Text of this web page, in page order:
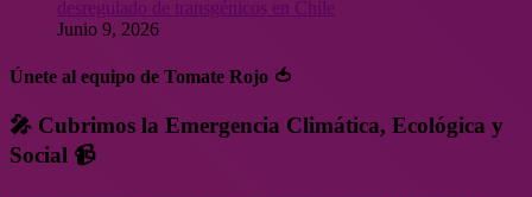
desregulado de transgénicos en Chile
Junio 9, 2026
Únete al equipo de Tomate Rojo 🍅
🎤 Cubrimos la Emergencia Climática, Ecológica y
Social 📹